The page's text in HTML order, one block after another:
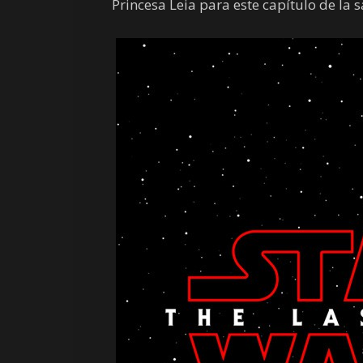
Princesa Leia para este capítulo de la